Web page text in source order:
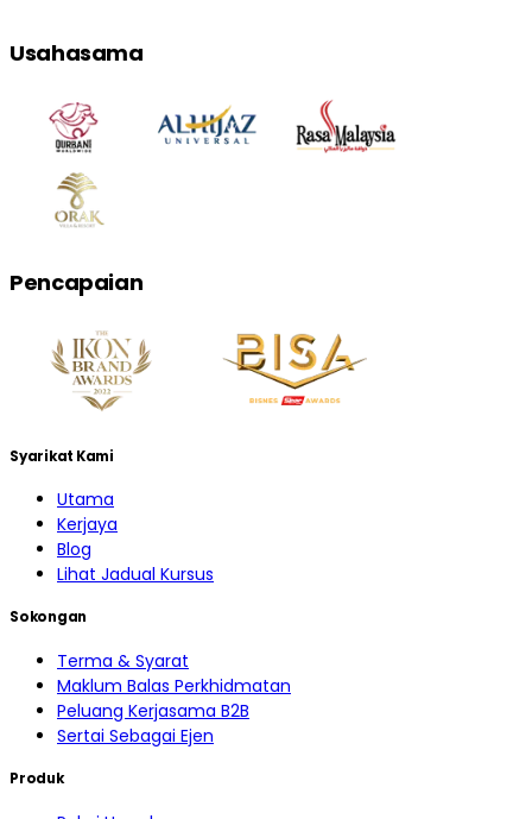
Usahasama
Pencapaian
Syarikat Kami
Utama
Kerjaya
Blog
Lihat Jadual Kursus
Sokongan
Terma & Syarat
Maklum Balas Perkhidmatan
Peluang Kerjasama B2B
Sertai Sebagai Ejen
Produk